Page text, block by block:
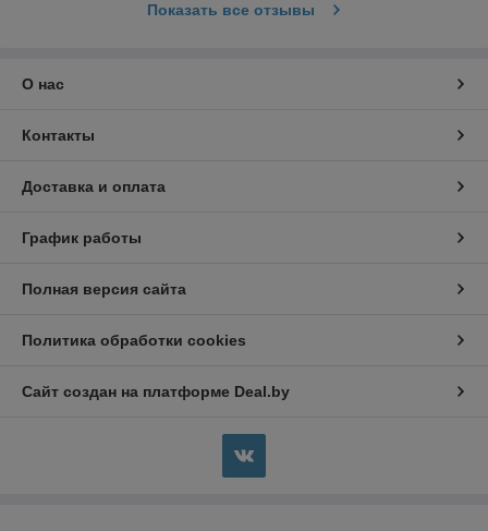
Показать все отзывы
О нас
Контакты
Доставка и оплата
График работы
Полная версия сайта
Политика обработки cookies
Сайт создан на платформе Deal.by